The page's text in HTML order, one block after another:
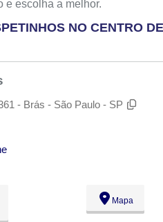
e escolha a melhor.
NO CENTRO
- Brás - São Paulo - SP
Mapa